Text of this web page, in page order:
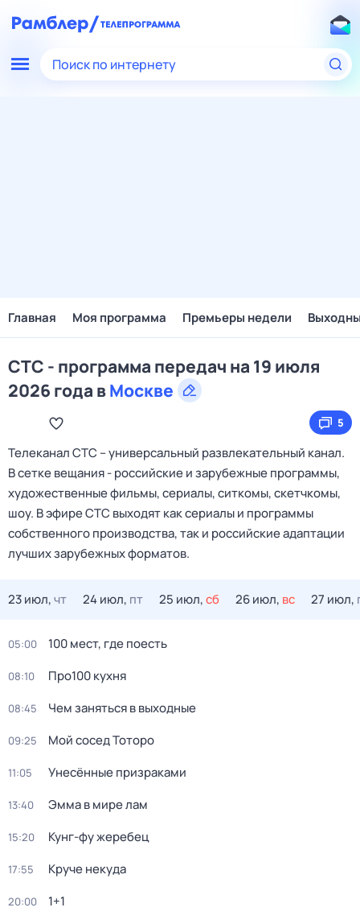
Поиск по интернету
Главная Моя программа Премьеры недели
СТС - программа передач на 19 июля
2026 года вМоскве
5
Телеканал CTC – универсальный развлекательный канал.
В сетке вещания - российские и зарубежные программы,
художественные фильмы, сериалы, ситкомы, скетчкомы,
шоу. В эфире СТС выходят как сериалы и программы
собственного производства, так и российские адаптации
лучших зарубежных форматов.
23 июл,чт 24 июл, пт 25 июл,сб 26 июл, вс 27 июл,
05:00 100 мест, гдe поеcть
08:10 Про100 кухня
08:45 Чем заняться в выходные
09:25 Мой сосед Тоторо
11:05 Унесённые призраками
13:40 Эмма в мире лам
15:20 Кунг-фу жеребец
17:55 Круче некуда
20:00 1+1